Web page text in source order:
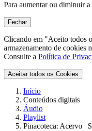
Para aumentar ou diminuir
Fechar
Clicando em "Aceito todos
armazenamento de cookies
Consulte a Política de
Aceitar todos os Cookies
Início
Conteúdos digitais
Áudio
Playlist
Pinacoteca: Acervo |